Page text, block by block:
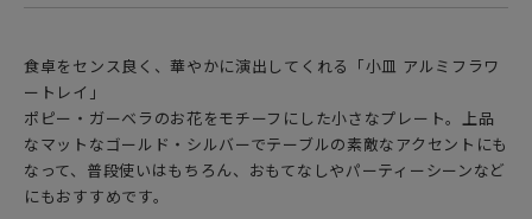
食卓をセンス良く、華やかに演出してくれる「小皿 アルミフラワ
ートレイ」
ポピー・ガーベラのお花をモチーフにした小さなプレート。上品
なマットなゴールド・シルバーでテーブルの素敵なアクセントにも
なって、普段使いはもちろん、おもてなしやパーティーシーンなど
にもおすすめです。